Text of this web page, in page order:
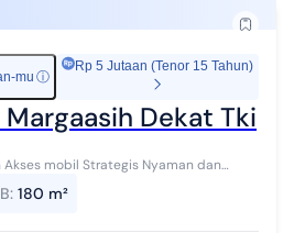
mu ⓘ
Rp 5 Jutaan (Tenor 15 Tahun)
Dekat Tki
: 180 m²